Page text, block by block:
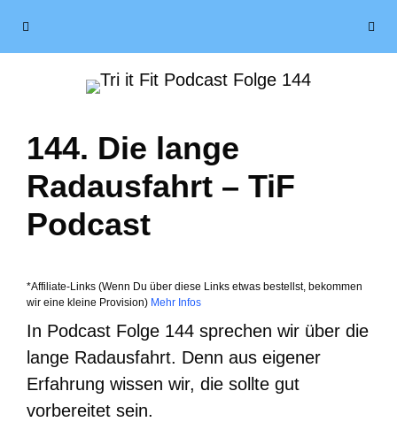
144. Die lange
Radausfahrt – TiF
Podcast
*Affiliate-Links (Wenn Du über diese Links etwas bestellst, bekommen
wir eine kleine Provision) Mehr Infos
In Podcast Folge 144 sprechen wir über die
lange Radausfahrt. Denn aus eigener
Erfahrung wissen wir, die sollte gut
vorbereitet sein.